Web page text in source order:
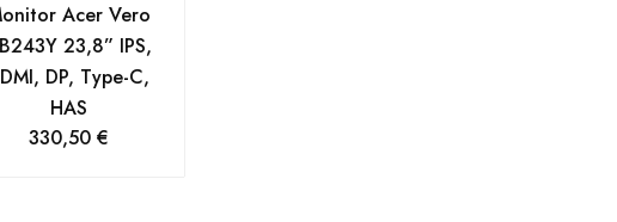
Acer Vero
23,8” IPS,
DP, Type-C,
HAS
330,50 €